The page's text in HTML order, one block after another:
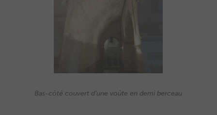
Bas-côté couvert d’une voûte en demi berceau